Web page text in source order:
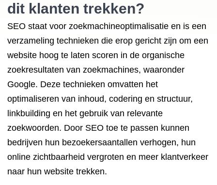
dit klanten trekken?
SEO staat voor zoekmachineoptimalisatie en is een
verzameling technieken die erop gericht zijn om een
website hoog te laten scoren in de organische
zoekresultaten van zoekmachines, waaronder
Google. Deze technieken omvatten het
optimaliseren van inhoud, codering en structuur,
linkbuilding en het gebruik van relevante
zoekwoorden. Door SEO toe te passen kunnen
bedrijven hun bezoekersaantallen verhogen, hun
online zichtbaarheid vergroten en meer klantverkeer
naar hun website trekken.